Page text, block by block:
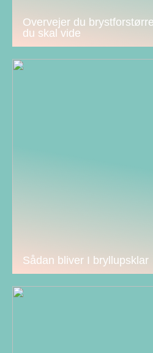
Overvejer du
du skal vide
Sådan bliver I bryllupsklar